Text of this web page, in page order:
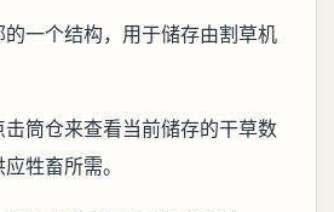
一个结构，用于储存由割草机
筒仓来查看当前储存的干草数
牲畜所需。